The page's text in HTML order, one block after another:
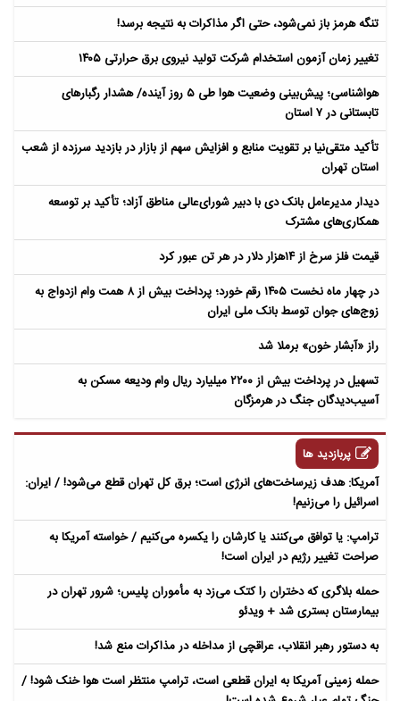
تنگه هرمز باز نمی‌شود، حتی اگر مذاکرات به نتیجه برسد!
تغییر زمان آزمون استخدام شرکت تولید نیروی برق حرارتی ۱۴۰۵
هواشناسی؛ پیش‌بینی وضعیت هوا طی ۵ روز آینده/ هشدار رگبارهای
تابستانی در ۷ استان
تأکید متقی‌نیا بر تقویت منابع و افزایش سهم از بازار در بازدید سرزده از شعب
استان تهران
دیدار مدیرعامل بانک دی با دبیر شورای‌عالی مناطق آزاد؛ تأکید بر توسعه
همکاری‌های مشترک
قیمت فلز سرخ از ۱۴هزار دلار در هر تن عبور کرد
در چهار ماه نخست ۱۴۰۵ رقم خورد؛ پرداخت بیش از ۸ همت وام ازدواج به
زوج‌های جوان توسط بانک ملی ایران
راز «آبشار خون» برملا شد
تسهیل در پرداخت بیش از ۲۲۰۰ میلیارد ریال وام ودیعه مسکن به
آسیب‌دیدگان جنگ در هرمزگان
پربازدید ها
آمریکا: هدف زیرساخت‌های انرژی است؛ برق کل تهران قطع می‌شود! / ایران:
اسرائیل را می‌زنیم!
ترامپ: یا توافق می‌کنند یا کارشان را یکسره می‌کنیم / خواسته آمریکا به
صراحت تغییر رژیم در ایران است!
حمله بلاگری که دختران را کتک می‌زد به مأموران پلیس؛ شرور تهران در
بیمارستان بستری شد + ویدئو
به دستور رهبر انقلاب، عراقچی از مداخله در مذاکرات منع شد!
حمله زمینی آمریکا به ایران قطعی است، ترامپ منتظر است هوا خنک شود! /